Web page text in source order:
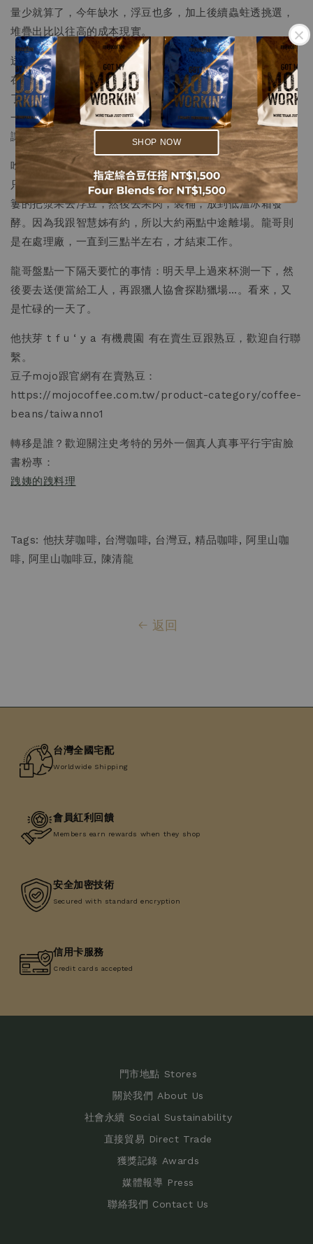
.
.
SHOP NOW
量少就算了，今年缺水，浮豆也多，加上後續蟲蛀透挑選，
堆疊出比以往高的成本現實。
送完便當，龍哥幫我煮了超好吃的兩菜一湯。我不想太著墨
在龍哥的手藝，免得他太驕傲。但是，嗯…吃完我都想出櫃
了，無奈清龍已經有清香…。只是看龍哥煮菜過程，我腦子
一直閃過跩姨，要是能把跩姨拉上山，或者是龍哥拉下山，
讓兩位廚藝高強的朋友同台，該有多棒！
吃完午餐，繼續往處理廠前進。我持續發揮紀錄者袖手旁觀
只按快門的精神，在旁邊記錄這一切。看著龍哥一大簍一大
簍的把漿果去浮豆，然後去果肉，裝桶，放到低溫冰箱發
酵。因為我跟智慧姊有約，所以大約兩點中途離場。龍哥則
是在處理廠，一直到三點半左右，才結束工作。
龍哥盤點一下隔天要忙的事情：明天早上過來杯測一下，然
後要去送便當給工人，再跟獵人協會探勘獵場…。看來，又
是忙碌的一天了。
他扶芽 t f u ‘ y a 有機農園 有在賣生豆跟熟豆，歡迎自行聯
繫。
豆子mojo跟官網有在賣熟豆：
https://mojocoffee.com.tw/product-category/coffee-
beans/taiwanno1
轉移是誰？歡迎關注史考特的另外一個真人真事平行宇宙臉
書粉專：
跩姨的跩料理
Tags: 他扶芽咖啡, 台灣咖啡, 台灣豆, 精品咖啡, 阿里山咖
啡, 阿里山咖啡豆, 陳清龍
返回
台灣全國宅配
Worldwide Shipping
會員紅利回饋
Members earn rewards when they shop
安全加密技術
Secured with standard encryption
信用卡服務
Credit cards accepted
門市地點 Stores
關於我們 About Us
社會永續 Social Sustainability
直接貿易 Direct Trade
獲獎記錄 Awards
媒體報導 Press
聯絡我們 Contact Us